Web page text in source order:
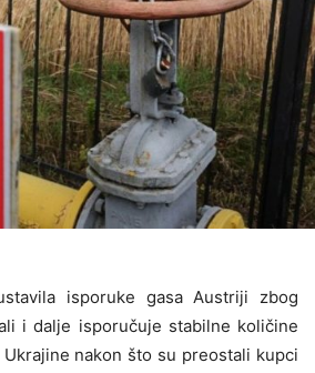
isporuke gasa Austriji zbog
i dalje isporučuje stabilne količine
nakon što su preostali kupci